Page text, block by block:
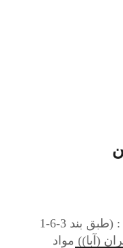
افزودنی های بتن افزودنی های بتن : (طبق بند 3-6-1
(آبا)) مواد